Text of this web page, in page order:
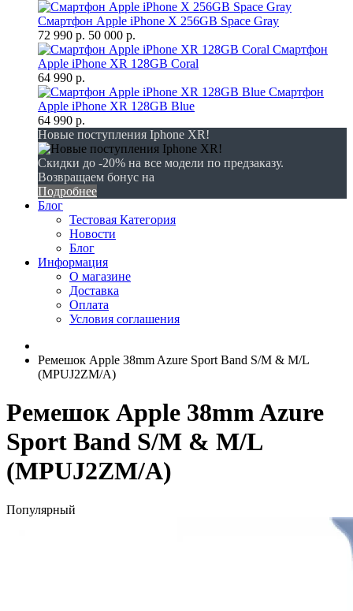
Смартфон Apple iPhone X 256GB Space Gray
72 990 р. 50 000 р.
Смартфон
Apple iPhone XR 128GB Coral
64 990 р.
Смартфон
Apple iPhone XR 128GB Blue
64 990 р.
Новые поступления Iphone XR!
Скидки до -20% на все модели по предзаказу.
Возвращаем бонус на
Подробнее
Блог
Тестовая Категория
Новости
Блог
Информация
О магазине
Доставка
Оплата
Условия соглашения
Ремешок Apple 38mm Azure Sport Band S/M & M/L
(MPUJ2ZM/A)
Ремешок Apple 38mm Azure
Sport Band S/M & M/L
(MPUJ2ZM/A)
Популярный